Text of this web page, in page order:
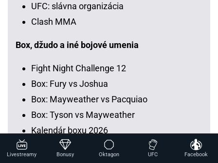
UFC: slávna organizácia
Clash MMA
Box, džudo a iné bojové umenia
Fight Night Challenge 12
Box: Fury vs Joshua
Box: Mayweather vs Pacquiao
Box: Tyson vs Mayweather
Kalendár boxu 2026
Legenda Mike Tyson
Livestreamy Bonusy Oktagon UFC Facebook